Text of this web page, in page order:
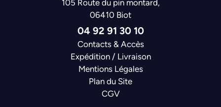
105 Route du pin montard,
06410 Biot
04 92 91 30 10
Contacts & Accès
Expédition / Livraison
Mentions Légales
Plan du Site
CGV